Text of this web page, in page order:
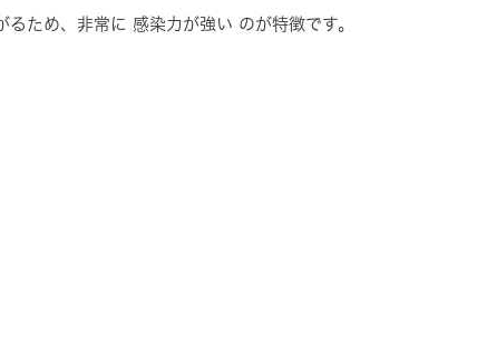
るため、非常に 感染力が強い のが特徴です。